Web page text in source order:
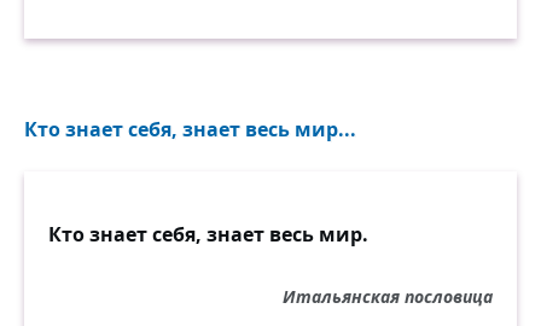
Кто знает себя, знает весь мир...
Кто знает себя, знает весь мир.
Итальянская пословица